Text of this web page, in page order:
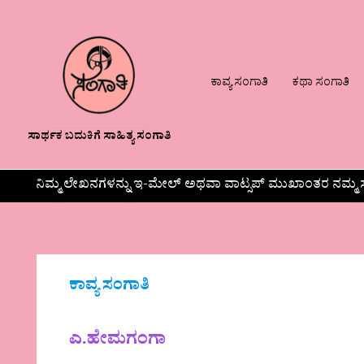
ಸಾರ್ಥಕ ಬದುಕಿಗೆ ಸಾಹಿತ್ಯ ಸಂಗಾತಿ
ಕಾವ್ಯ ಸಂಗಾತಿ ಕಥಾ ಸಂಗಾತಿ
ನಿಮ್ಮ ಲೇಖನಗಳನ್ನು ಇ-ಮೇಲ್ ಅಥವಾ ವಾಟ್ಸಪ್ ಮುಖಾಂತರ
ಕಾವ್ಯ ಸಂಗಾತಿ
ಎ.ಹೇಮಗಂಗಾ